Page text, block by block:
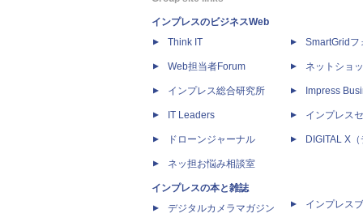
インプレスのビジネスWeb
Think IT
Web担当者Forum
インプレス総合研究所
IT Leaders
ドローンジャーナル
ネッ担お悩み相談室
インプレスの本と雑誌
デジタルカメラマガジン
SmartGridフ
ネットショ
Impress
インプレス
DIGITAL X（
インプレス